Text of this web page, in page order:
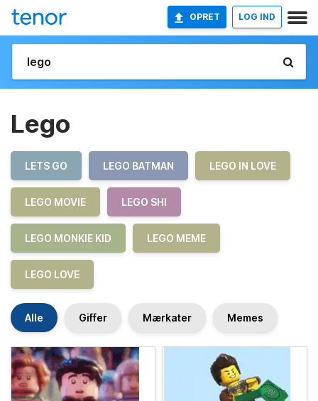
OPRET LOG IND
Lego
LETS GO LEGO BATMAN LEGO IN LOVE
LEGO MOVIE LEGO SHI
LEGO MONKIE KID LEGO MEME
LEGO LOVE
Alle Giffer Mærkater Memes